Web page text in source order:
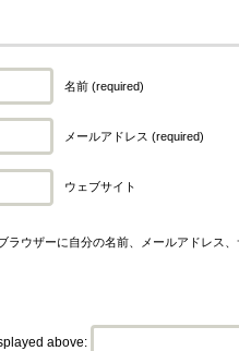
名前 (required)
メールアドレス (required)
ウェブサイト
ラウザーに自分の名前、メールアドレス
above: